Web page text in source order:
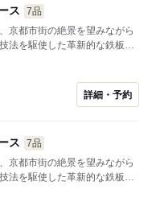
ス
7品
京都市街の絶景を望みながら
法を駆使した革新的な鉄板料
の目の前の鉄板で作り上げら
ーリー、 調理法などについて
を食する以上の深い食体験
詳細・予約
ス
7品
京都市街の絶景を望みながら
法を駆使した革新的な鉄板料
の目の前の鉄板で作り上げら